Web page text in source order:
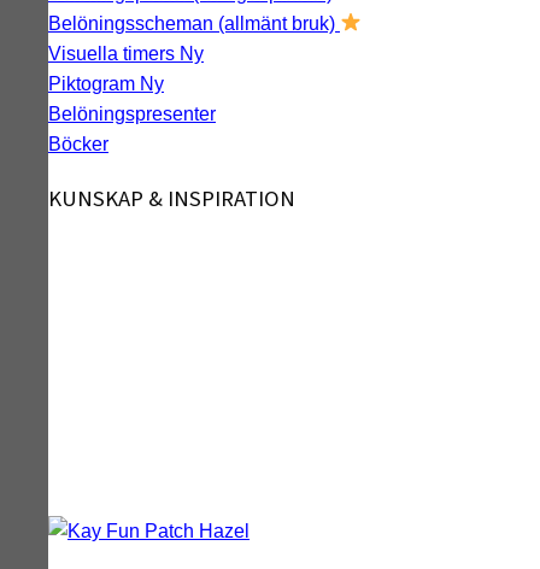
Belöningsscheman (allmänt bruk)
Visuella timers
Piktogram
Belöningspresenter
Böcker
KUNSKAP & INSPIRATION